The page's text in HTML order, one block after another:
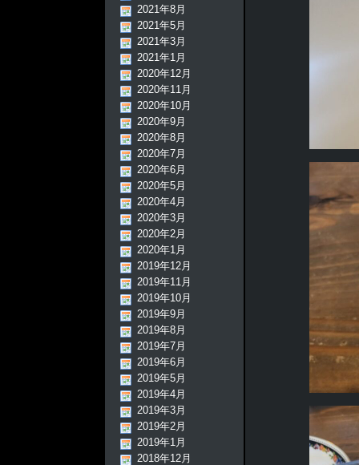
2021年8月
2021年5月
2021年3月
2021年1月
2020年12月
2020年11月
2020年10月
2020年9月
2020年8月
2020年7月
2020年6月
2020年5月
2020年4月
2020年3月
2020年2月
2020年1月
2019年12月
2019年11月
2019年10月
2019年9月
2019年8月
2019年7月
2019年6月
2019年5月
2019年4月
2019年3月
2019年2月
2019年1月
2018年12月